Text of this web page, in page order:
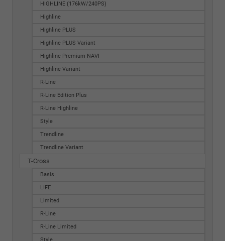
HIGHLINE (176kW/240PS)
Highline
Highline PLUS
Highline PLUS Variant
Highline Premium NAVI
Highline Variant
R-Line
R-Line Edition Plus
R-Line Highline
Style
Trendline
Trendline Variant
T-Cross
Basis
LIFE
Limited
R-Line
R-Line Limited